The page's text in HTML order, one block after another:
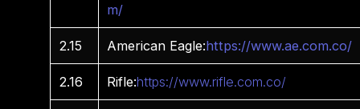
m/
2.15 American Eagle:https://www.ae.com.co/
2.16 Rifle:https://www.rifle.com.co/